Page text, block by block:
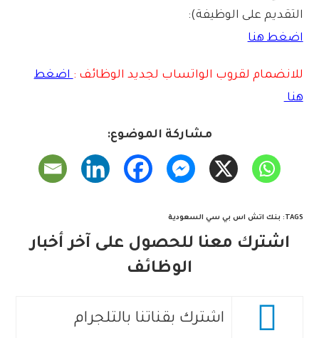
التقديم على الوظيفة):
اضغط هنا
للانضمام لقروب الواتساب لجديد الوظائف : اضغط
هنا
مشاركة الموضوع:
TAGS
: بنك اتش اس بي سي السعودية
اشترك معنا للحصول على آخر أخبار
الوظائف
اشترك بقناتنا بالتلجرام